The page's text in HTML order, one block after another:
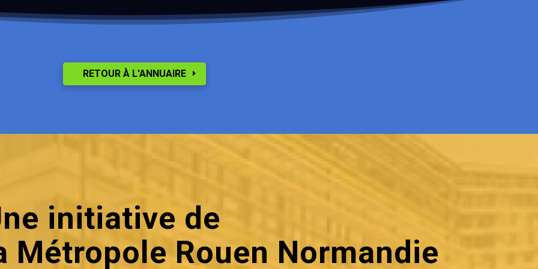
RETOUR À L'ANNUAIRE
initiative de
Métropole Rouen Normandie